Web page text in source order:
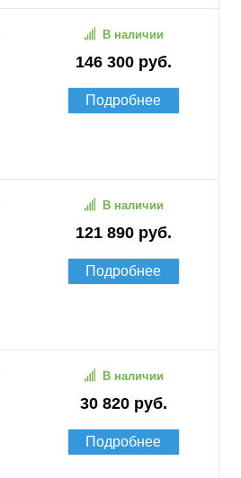
146 300 руб.
В наличии
Подробнее
121 890 руб.
В наличии
Подробнее
30 820 руб.
В наличии
Подробнее